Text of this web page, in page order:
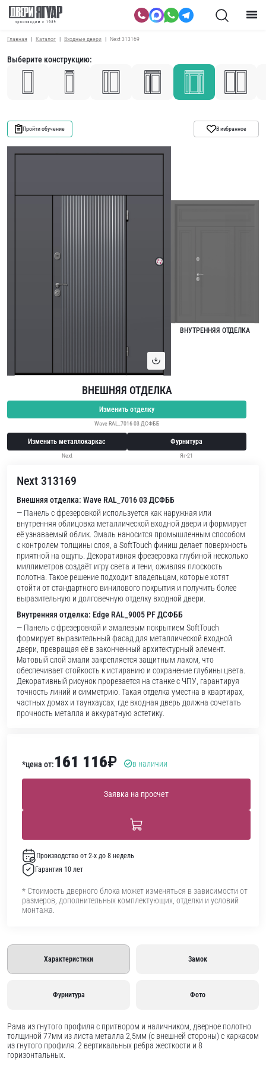
Главная Каталог Входные двери Next 313169
Выберите конструкцию:
Пройти обучение В избранное
ВНУТРЕННЯЯ ОТДЕЛКА
ВНЕШНЯЯ ОТДЕЛКА
Изменить отделку
Wave RAL_7016 03 ДСФББ
Изменить металлокаркас
Next
Фурнитура
Яг-21
Next 313169
Внешняя отделка: Wave RAL_7016 03 ДСФББ
— Панель с фрезеровкой используется как наружная или
внутренняя облицовка металлической входной двери и формирует
её узнаваемый облик. Эмаль наносится промышленным способом
с контролем толщины слоя, а SoftTouch финиш делает поверхность
приятной на ощупь. Декоративная фрезеровка глубиной несколько
миллиметров создаёт игру света и тени, оживляя плоскость
полотна. Такое решение подходит владельцам, которые хотят
отойти от стандартного винилового покрытия и получить более
выразительную и долговечную отделку входной двери.
Внутренняя отделка: Edge RAL_9005 PF ДСФББ
— Панель с фрезеровкой и эмалевым покрытием SoftTouch
формирует выразительный фасад для металлической входной
двери, превращая её в законченный архитектурный элемент.
Матовый слой эмали закрепляется защитным лаком, что
обеспечивает стойкость к истиранию и сохранение глубины цвета.
Декоративный рисунок прорезается на станке с ЧПУ, гарантируя
точность линий и симметрию. Такая отделка уместна в квартирах,
частных домах и таунхаусах, где входная дверь должна сочетать
прочность металла и аккуратную эстетику.
*цена от:161 116₽ в наличии
Заявка на просчет
Производство от 2-х до 8 недель
Гарантия 10 лет
* Стоимость дверного блока может изменяться в зависимости от
размеров, дополнительных комплектующих, отделки и условий
монтажа.
Характеристики Замок
Фурнитура Фото
Рама из гнутого профиля с притвором и наличником, дверное полотно
толщиной 77мм из листа металла 2,5мм (с внешней стороны) c каркасом
из гнутого профиля. 2 вертикальных ребра жесткости и 8
горизонтальных.